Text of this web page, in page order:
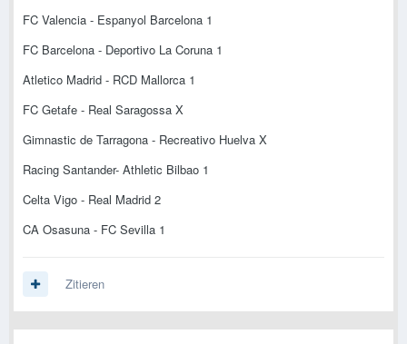
FC Valencia - Espanyol Barcelona 1
FC Barcelona - Deportivo La Coruna 1
Atletico Madrid - RCD Mallorca 1
FC Getafe - Real Saragossa X
Gimnastic de Tarragona - Recreativo Huelva X
Racing Santander- Athletic Bilbao 1
Celta Vigo - Real Madrid 2
CA Osasuna - FC Sevilla 1
Zitieren